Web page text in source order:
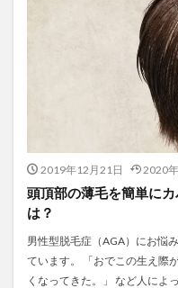
2019年12月21日 2020
頭頂部の薄毛を簡単に
は？
男性型脱毛症（AGA）にお悩
ています。 「おでこの生え際
くなってきた。」 など人によ